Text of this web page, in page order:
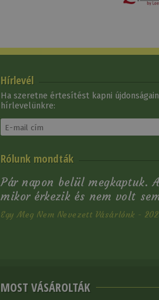
Ren's Amerikai Bőr
17 280 Ft
Hírlevél
Ha szeretne értesítést kapni
hírlevelünkre:
Rólunk mondták
Pár napon belül megkaptuk.
mikor érkezik és nem volt
Egy Meg Nem Nevezett Vásárlónk -
MOST VÁSÁROLTÁK